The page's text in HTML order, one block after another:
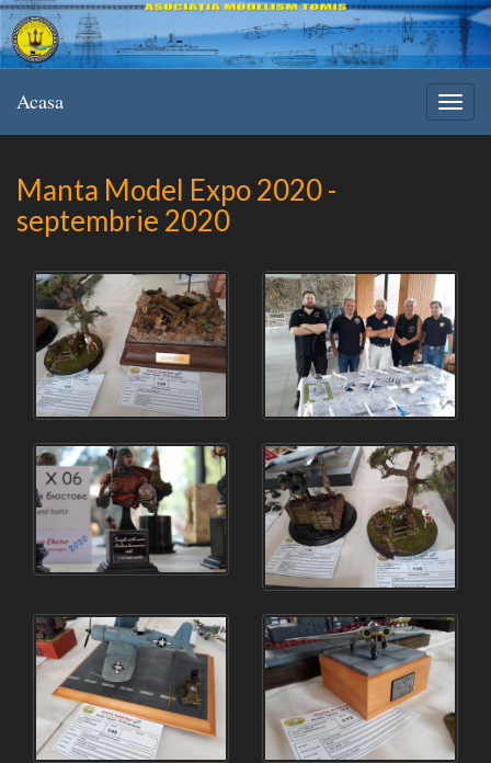
Acasa
Manta Model Expo 2020 -
septembrie 2020